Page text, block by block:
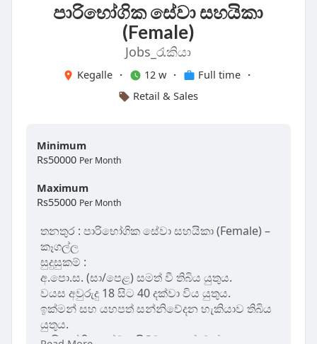
පාරිභෝගික සේවා සහයිකා
(Female)
Jobs_රැකියා
Kegalle · 12 w · Full time ·
Retail & Sales
Minimum
Rs50000 Per Month
Maximum
Rs55000 Per Month
තනතුර : පාරිභෝගික සේවා සහයිකා (Female) –
කෑගල්ල
සුදුසුකම් :
අ.පො.ස. (සා/පෙළ) සමත් වී තිබිය යුතුය.
වයස අවුරුදු 18 සිට 40 දක්වා විය යුතුය.
ඉක්මන් සහ යහපත් සන්නිවේදන හැකියාව තිබිය
යුතුය.
පාරිභෝගික සේවය පිළිබඳ උනන්දුවක් සහ